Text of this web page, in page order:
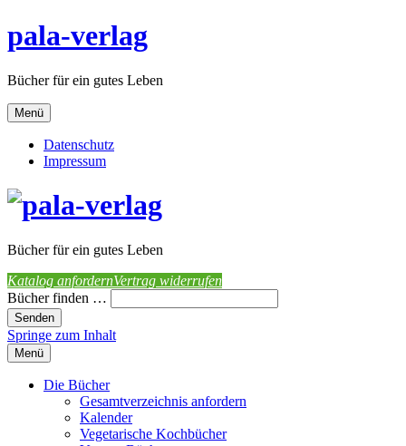
pala-verlag
Bücher für ein gutes Leben
Menü
Datenschutz
Impressum
Bücher für ein gutes Leben
Katalog anfordernVertrag widerrufen
Bücher finden …
Springe zum Inhalt
Menü
Die Bücher
Gesamtverzeichnis anfordern
Kalender
Vegetarische Kochbücher